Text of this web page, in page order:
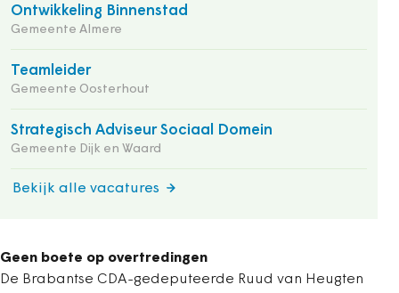
Ontwikkeling Binnenstad
Gemeente Almere
Teamleider
Gemeente Oosterhout
Strategisch Adviseur Sociaal Domein
Gemeente Dijk en Waard
Bekijk alle vacatures
Geen boete op overtredingen
De Brabantse CDA-gedeputeerde Ruud van Heugten